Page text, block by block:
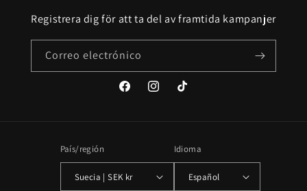
Registrera dig för att ta del av framtida kampanjer
Correo electrónico
FacebookInstagramTikTok
País/región
Suecia | SEK kr
Idioma
Español